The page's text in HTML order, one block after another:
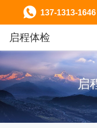
启程体检
启
137-1313-1646